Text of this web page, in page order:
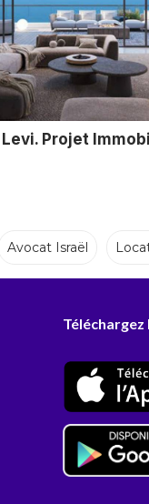
Levi. Projet
Avocat Israël